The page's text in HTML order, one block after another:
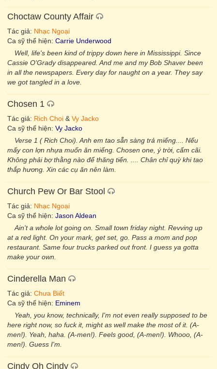
Choctaw County Affair
Tác giả: Nhạc Ngoại
Ca sỹ thể hiện: Carrie Underwood
Well, life's been kind of trippy down here in Mississippi. Since
Cassie O'Grady disappeared. And me and my Bob Shaver been
in all the newspapers. Every day for naught on a year. They say
we got tangled in a love.
Chosen 1
Tác giả: Rich Choi & Vy Jacko
Ca sỹ thể hiện: Vy Jacko
Verse 1 ( Rich Choi). Anh em tao sẵn sàng trả miếng.... Nếu
mấy con lợn nhựa muốn ăn miếng. Chosen one, ý trời, cấm cãi.
Không phải bợ thằng nào để thăng tiến. .... Chân chỉ quỳ khi tao
thắp hương. Xin các cụ ăn nên làm.
Church Pew Or Bar Stool
Tác giả: Nhạc Ngoại
Ca sỹ thể hiện: Jason Aldean
Ain't a whole lot going on. Small town friday night. Revving up
at a red light. On your mark, get set, go. Pass a mom and pop
restaurant. Same four trucks parked out front. I guess ya gotta
make your own.
Cinderella Man
Tác giả: Chưa Biết
Ca sỹ thể hiện: Eminem
Yeah, you know, technically, I'm not even really supposed to be
here right now, so fuck it, might as well make the most of it. (A-
men!). Yeah, haha. (A-men!). Feels good, (A-men!). Whooo, (A-
men!). Guess I'm.
Cindy Oh Cindy